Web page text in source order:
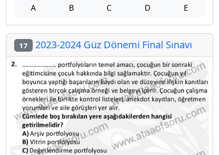
A B C D E
17 2023-2024 Güz Dönemi Final Sınavı